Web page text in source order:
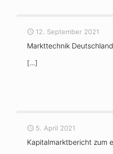
12. September 2021
Markttechnik
[…]
5. April 2021
Kapitalmarktbericht zum